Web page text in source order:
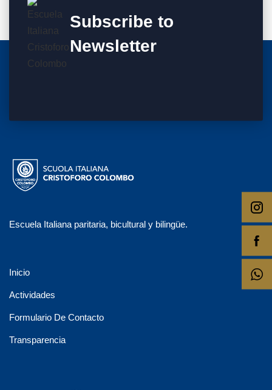
Subscribe to
Newsletter
Escuela Italiana paritaria, bicultural y bilingüe.
Inicio
Actividades
Formulario De Contacto
Transparencia